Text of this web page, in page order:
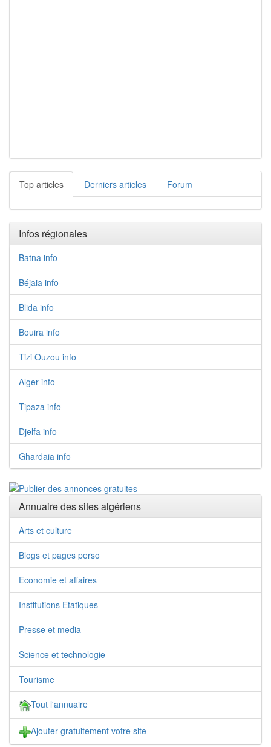
Top articles Derniers articles Forum
Infos régionales
Batna info
Béjaia info
Blida info
Bouira info
Tizi Ouzou info
Alger info
Tipaza info
Djelfa info
Ghardaia info
Annuaire des sites algériens
Arts et culture
Blogs et pages perso
Economie et affaires
Institutions Etatiques
Presse et media
Science et technologie
Tourisme
Tout l'annuaire
Ajouter gratuitement votre site